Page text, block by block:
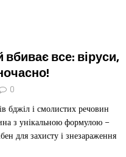
все: віруси,
0
бджіл і смолистих речовин
з унікальною формулою –
для захисту і знезараження